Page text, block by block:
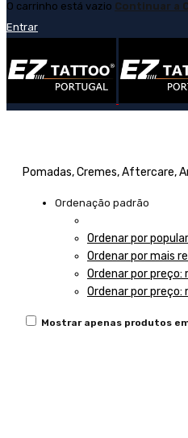
O carrinho está vazio Continuar a
Entrar
Pomadas, Cremes, Aftercare,
Ordenação padrão
Ordenar por
Ordenar por mais
Ordenar por preço:
Ordenar por preço:
Mostrar apenas produtos